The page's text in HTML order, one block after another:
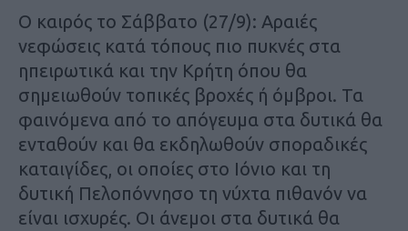
Ο καιρός το Σάββατο (27/9): Αραιές
νεφώσεις κατά τόπους πιο πυκνές στα
ηπειρωτικά και την Κρήτη όπου θα
σημειωθούν τοπικές βροχές ή όμβροι. Τα
φαινόμενα από το απόγευμα στα δυτικά θα
ενταθούν και θα εκδηλωθούν σποραδικές
καταιγίδες, οι οποίες στο Ιόνιο και τη
δυτική Πελοπόννησο τη νύχτα πιθανόν να
είναι ισχυρές. Οι άνεμοι στα δυτικά θα